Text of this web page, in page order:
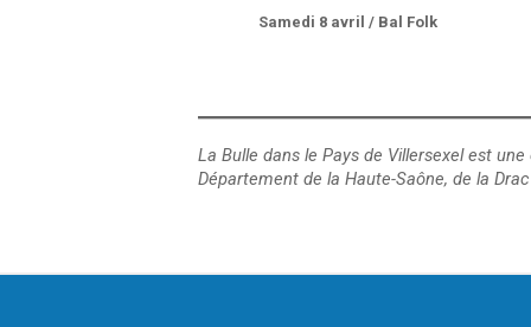
Samedi 8 avril / Bal Folk
La Bulle dans le Pays de Villersexel est
Département de la Haute-Saône, de la